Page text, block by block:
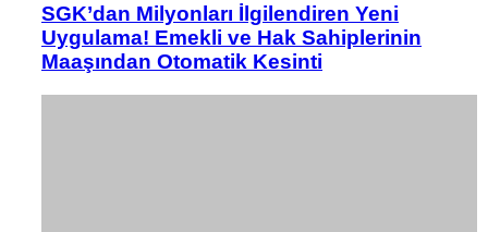
SGK’dan Milyonları İlgilendiren Yeni
Uygulama! Emekli ve Hak Sahiplerinin
Maaşından Otomatik Kesinti